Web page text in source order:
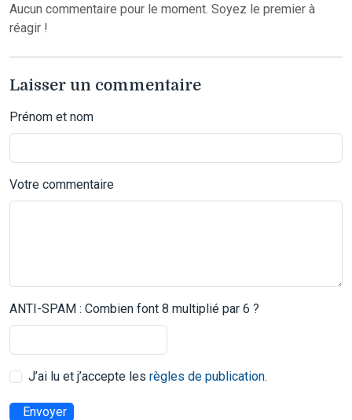
Aucun commentaire pour le moment. Soyez le premier à
réagir !
Laisser un commentaire
Prénom et nom
Votre commentaire
ANTI-SPAM : Combien font 8 multiplié par 6 ?
J’ai lu et j’accepte les règles de publication.
Envoyer